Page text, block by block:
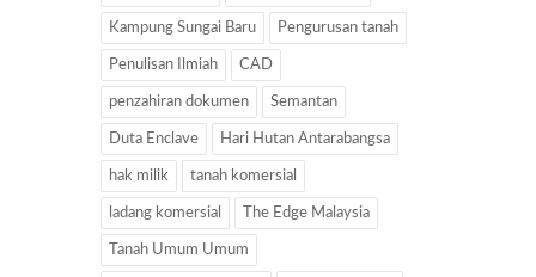
Kampung Sungai Baru Pengurusan tanah
Penulisan Ilmiah CAD
penzahiran dokumen Semantan
Duta Enclave Hari Hutan Antarabangsa
hak milik tanah komersial
ladang komersial The Edge Malaysia
Tanah Umum Umum